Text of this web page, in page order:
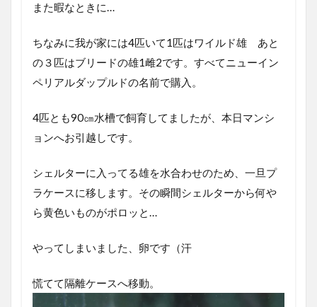
また暇なときに…
ちなみに我が家には4匹いて1匹はワイルド雄 あと
の３匹はブリードの雄1雌2です。すべてニューイン
ペリアルダップルドの名前で購入。
4匹とも90㎝水槽で飼育してましたが、本日マンシ
ョンへお引越しです。
シェルターに入ってる雄を水合わせのため、一旦プ
ラケースに移します。その瞬間シェルターから何や
ら黄色いものがポロッと…
やってしまいました、卵です（汗
慌てて隔離ケースへ移動。